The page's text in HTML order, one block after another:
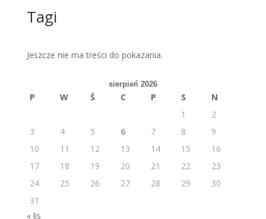
Tagi
Jeszcze nie ma treści do pokazania.
sierpień 2026
P W Ś C P S
N
1
2
3
4 5 6 7 8
9
10
11 12 13 14 15
16
17
18 19 20 21 22
23
24
25 26 27 28 29
30
31
« lis